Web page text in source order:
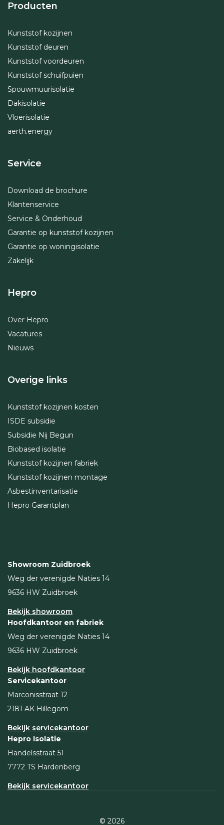
Producten
Kunststof kozijnen
Kunststof deuren
Kunststof voordeuren
Kunststof schuifpuien
Spouwmuurisolatie
Dakisolatie
Vloerisolatie
aerth.energy
Service
Download de brochure
Klantenservice
Service & Onderhoud
Garantie op kunststof kozijnen
Garantie op woningisolatie
Zakelijk
Hepro
Over Hepro
Vacatures
Nieuws
Overige links
Kunststof kozijnen kosten
ISDE subsidie
Subsidie Nij Begun
Biobased isolatie
Kunststof kozijnen fabriek
Kunststof kozijnen montage
Asbestinventarisatie
Hepro Garantplan
Showroom Zuidbroek
Weg der verenigde Naties 14
9636 HW Zuidbroek
Bekijk showroom
Hoofdkantoor en fabriek
Weg der verenigde Naties 14
9636 HW Zuidbroek
Bekijk hoofdkantoor
Servicekantoor
Marconisstraat 12
2181 AK Hillegom
Bekijk servicekantoor
Hepro Isolatie
Handelsstraat 51
7772 TS Hardenberg
Bekijk servicekantoor
© 2026